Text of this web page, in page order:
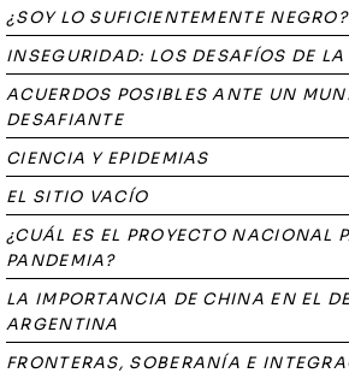
¿SOY LO SUFICIENTEMENTE NEGRO?
INSEGURIDAD: LOS DESAFÍOS DE
ACUERDOS POSIBLES ANTE UN
DESAFIANTE
CIENCIA Y EPIDEMIAS
EL SITIO VACÍO
¿CUÁL ES EL PROYECTO NACIONAL
PANDEMIA?
LA IMPORTANCIA DE CHINA EN EL
ARGENTINA
FRONTERAS, SOBERANÍA E